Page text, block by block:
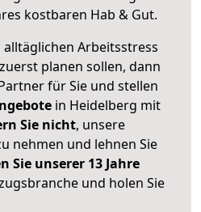
kostbaren Hab & Gut.
Arbeitsstress
planen sollen, dann
für Sie und stellen
in Heidelberg mit
Sie nicht, unsere
nehmen und lehnen Sie
Sie unserer 13 Jahre
und holen Sie